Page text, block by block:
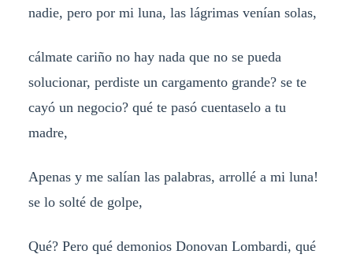
nadie, pero por mi luna, las lágrimas venían solas,
cálmate cariño no hay nada que no se pueda
solucionar, perdiste un cargamento grande? se te
cayó un negocio? qué te pasó cuentaselo a tu
madre,
Apenas y me salían las palabras, arrollé a mi luna!
se lo solté de golpe,
Qué? Pero qué demonios Donovan Lombardi, qué